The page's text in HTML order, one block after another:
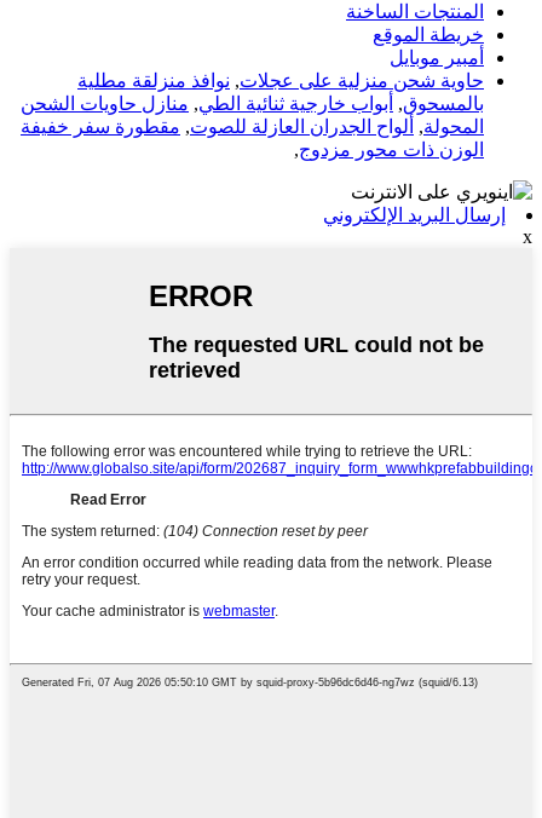
المنتجات الساخنة
خريطة الموقع
أمبير موبايل
حاوية شحن منزلية على عجلات, نوافذ منزلقة مطلية
بالمسحوق, أبواب خارجية ثنائية الطي, منازل حاويات الشحن
المحولة, ألواح الجدران العازلة للصوت, مقطورة سفر خفيفة
الوزن ذات محور مزدوج,
إرسال البريد الإلكتروني
x